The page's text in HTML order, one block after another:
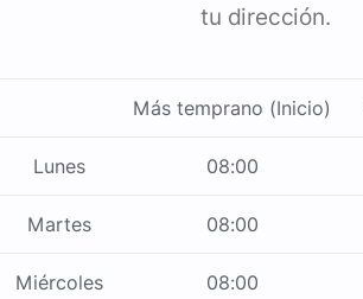
tu dirección.
Más temprano (Inicio)
Lunes 08:00
Martes 08:00
Miércoles 08:00